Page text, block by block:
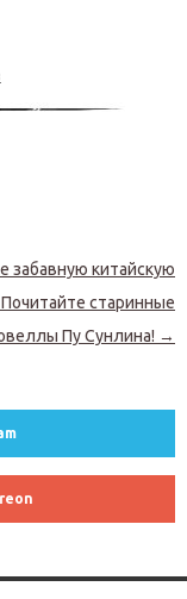
забавную китайскую
старинные
Пу Сунлина! →